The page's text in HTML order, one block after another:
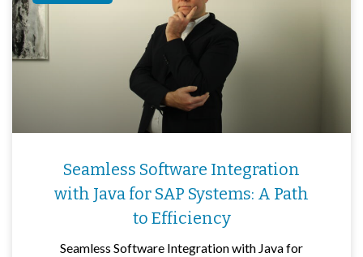
Seamless Software Integration
with Java for SAP Systems: A Path
to Efficiency
Seamless Software Integration with Java for